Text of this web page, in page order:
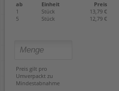
ab Einheit
Preis
1
Stück
13,79 €
5
Stück 12,79 €
Preis gilt pro
Umverpackt zu
Mindestabnahme